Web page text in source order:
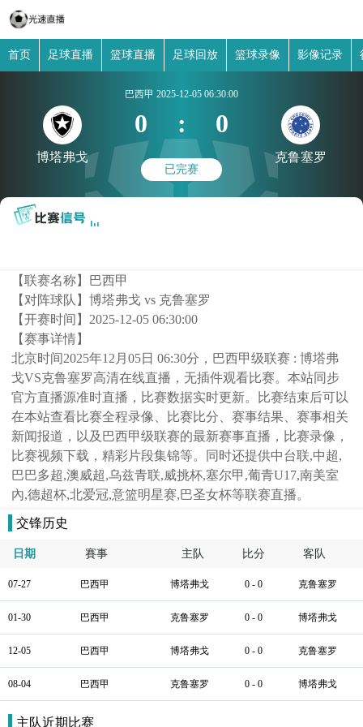
首页 足球直播 篮球直播 足球回放 篮球录像 影像记录
博塔弗戈
巴西甲 2025-12-05 06:30:00
0 : 0
已完赛
克鲁塞罗
【联赛名称】 巴西甲
【对阵球队】博塔弗戈 vs 克鲁塞罗
【开赛时间】 2025-12-05 06:30:00
【赛事详情】
北京时间2025年12月05日 06:30分，巴西甲级联赛 : 博塔弗
戈VS克鲁塞罗高清在线直播，无插件观看比赛。本站同步
官方直播源准时直播，比赛数据实时更新。比赛结束后可以
在本站查看比赛全程录像、比赛比分、赛事结果、赛事相关
新闻报道，以及巴西甲级联赛的最新赛事直播，比赛录像，
比赛视频下载，精彩片段集锦等。同时还提供中台联,中超,
巴巴多超,澳威超,乌兹青联,威挑杯,塞尔甲,葡青U17,南美室
內,德超杯,北爱冠,意篮明星赛,巴圣女杯等联赛直播。
交锋历史
日期 賽事 主队 比分 客队
07-27 巴西甲 博塔弗戈 0 - 0 克鲁塞罗
01-30 巴西甲 克鲁塞罗 0 - 0 博塔弗戈
12-05 巴西甲 博塔弗戈 0 - 0 克鲁塞罗
08-04 巴西甲 克鲁塞罗 0 - 0 博塔弗戈
主队近期比赛